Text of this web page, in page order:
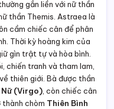
gắn liền với nữ thần
thần Themis. Astraea là
cầm chiếc cân để phân
Thời kỳ hoàng kim của
gìn trật tự và hòa bình.
chiến tranh và tham lam,
thiên giới. Bà được thần
Nữ (Virgo), còn chiếc cân
chòm Thiên Bình